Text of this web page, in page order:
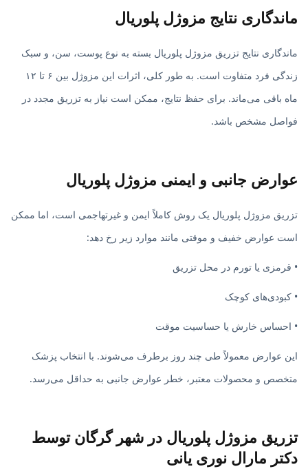
ماندگاری نتایج مزوژل پلوریال
ماندگاری نتایج تزریق مزوژل پلوریال بسته به نوع پوست، سن، و سبک
زندگی فرد متفاوت است. به طور کلی، اثرات این مزوژل بین ۶ تا ۱۲
ماه باقی می‌ماند. برای حفظ نتایج، ممکن است نیاز به تزریق مجدد در
فواصل مشخص باشد.
عوارض جانبی و ایمنی مزوژل پلوریال
تزریق مزوژل پلوریال یک روش کاملاً ایمن و غیرتهاجمی است، اما ممکن
است عوارض خفیف و موقتی مانند موارد زیر رخ دهد:
• قرمزی یا تورم در محل تزریق
• کبودی‌های کوچک
• احساس خارش یا حساسیت موقت
این عوارض معمولاً طی چند روز برطرف می‌شوند. با انتخاب پزشک
متخصص و محصولات معتبر، خطر عوارض جانبی به حداقل می‌رسد.
تزریق مزوژل پلوریال در شهر گرگان توسط
دکتر مارال نوری یانی